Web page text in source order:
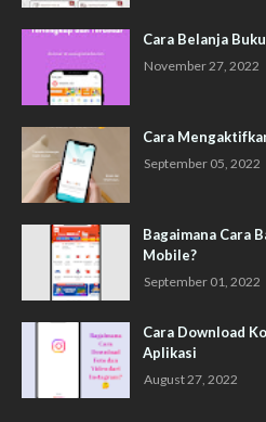
Cara Belanja
November 27, 2022
Cara
September 05, 2022
Bagaimana Cara
Mobile?
September 01, 2022
Cara Download
Aplikasi
August 27, 2022